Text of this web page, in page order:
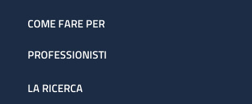
COME FARE PER
PROFESSIONISTI
LA RICERCA